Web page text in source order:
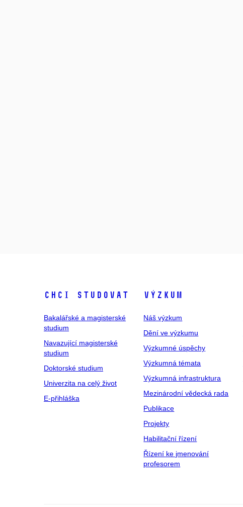
Chci studovat
Bakalářské a magisterské
studium
Navazující magisterské
studium
Doktorské studium
Univerzita na celý život
E-přihláška
Výzkum
Náš výzkum
Dění ve výzkumu
Výzkumné úspěchy
Výzkumná témata
Výzkumná infrastruktura
Mezinárodní vědecká rada
Publikace
Projekty
Habilitační řízení
Řízení ke jmenování
profesorem